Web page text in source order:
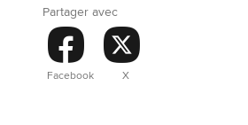
Partager avec
Facebook X